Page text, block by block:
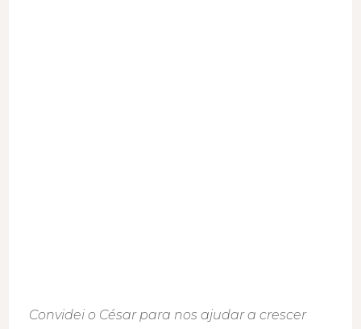
Convidei o César para nos ajudar a crescer